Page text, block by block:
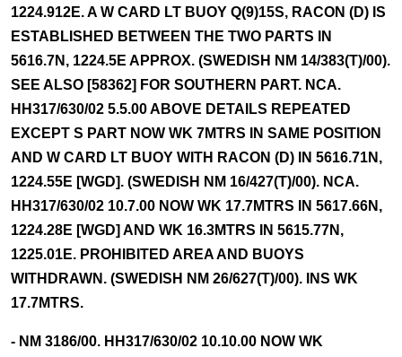
1224.912E. A W CARD LT BUOY Q(9)15S, RACON (D) IS
ESTABLISHED BETWEEN THE TWO PARTS IN
5616.7N, 1224.5E APPROX. (SWEDISH NM 14/383(T)/00).
SEE ALSO [58362] FOR SOUTHERN PART. NCA.
HH317/630/02 5.5.00 ABOVE DETAILS REPEATED
EXCEPT S PART NOW WK 7MTRS IN SAME POSITION
AND W CARD LT BUOY WITH RACON (D) IN 5616.71N,
1224.55E [WGD]. (SWEDISH NM 16/427(T)/00). NCA.
HH317/630/02 10.7.00 NOW WK 17.7MTRS IN 5617.66N,
1224.28E [WGD] AND WK 16.3MTRS IN 5615.77N,
1225.01E. PROHIBITED AREA AND BUOYS
WITHDRAWN. (SWEDISH NM 26/627(T)/00). INS WK
17.7MTRS.
- NM 3186/00. HH317/630/02 10.10.00 NOW WK